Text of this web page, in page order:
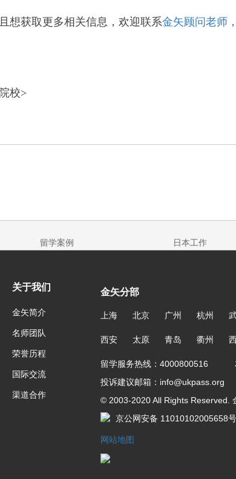
想获取更多相关信息，欢迎联系金矢顾问老师
校>
留学案例 日本工作
关于我们
金矢简介
名师团队
荣誉历程
国际交流
渠道合作
金矢分部
上海 北京 广州 杭州
西安 太原 青岛 衢州
留学服务热线：4000800516
投诉建议邮箱：info@ukpass.org
© 2003-2020 All Rights Reserved.
京公网安备 11010102005658号
网站地图